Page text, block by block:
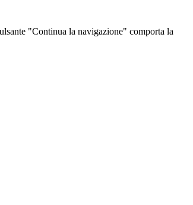
"Continua la navigazione" comporta la